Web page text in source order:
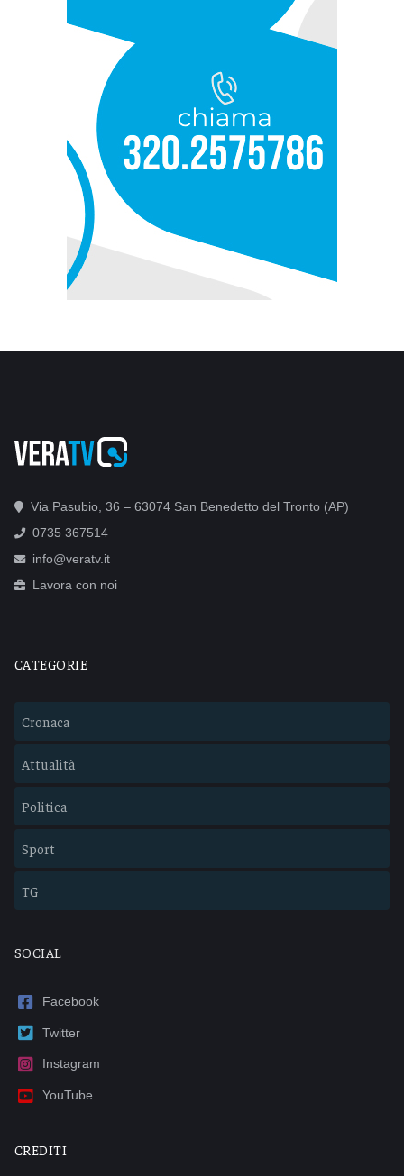
Via Pasubio, 36 – 63074 San Benedetto del Tronto (AP)
0735 367514
info@veratv.it
Lavora con noi
CATEGORIE
Cronaca
Attualità
Politica
Sport
TG
SOCIAL
Facebook
Twitter
Instagram
YouTube
CREDITI